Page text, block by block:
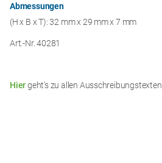
Abmessungen
(H x B x T): 32 mm x 29 mm x 7 mm
Art.-Nr. 40281
Hiergeht's zu allen Ausschreibungstexten.